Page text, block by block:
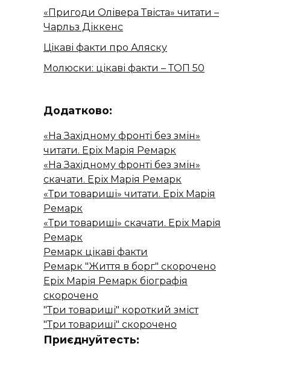
«Пригоди Олівера Твіста» читати –
Чарльз Діккенс
Цікаві факти про Аляску
Молюски: цікаві факти – ТОП 50
Додатково:
«На Західному фронті без змін»
читати. Еріх Марія Ремарк
«На Західному фронті без змін»
скачати. Еріх Марія Ремарк
«Три товариші» читати. Еріх Марія
Ремарк
«Три товариші» скачати. Еріх Марія
Ремарк
Ремарк цікаві факти
Ремарк "Життя в борг" скорочено
Еріх Марія Ремарк біографія
скорочено
"Три товариші" короткий зміст
"Три товариші" скорочено
Приєднуйтесть: